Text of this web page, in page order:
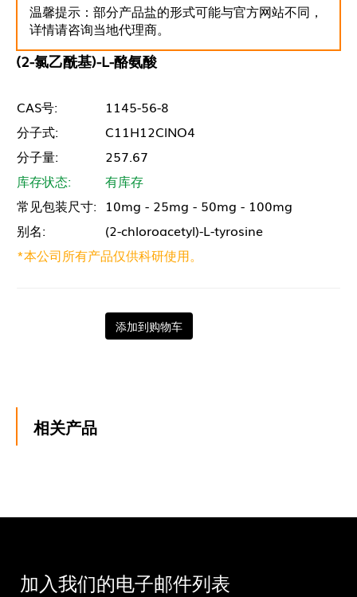
温馨提示：部分产品盐的形式可能与官方网站不同，
详情请咨询当地代理商。
(2-氯乙酰基)-L-酪氨酸
CAS号:
1145-56-8
分子式:
C11H12ClNO4
分子量:
257.67
库存状态:
有库存
常见包装尺寸: 10mg - 25mg - 50mg - 100mg
别名:
(2-chloroacetyl)-L-tyrosine
*本公司所有产品仅供科研使用。
添加到购物车
相关产品
加入我们的电子邮件列表